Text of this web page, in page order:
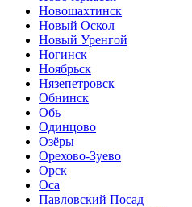
Новошахтинск
Новый Оскол
Новый Уренгой
Ногинск
Ноябрьск
Нязепетровск
Обнинск
Обь
Одинцово
Озёры
Орехово-Зуево
Орск
Оса
Павловский Посад